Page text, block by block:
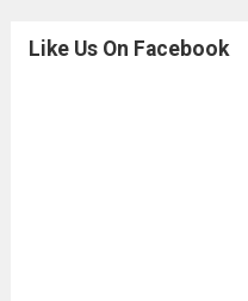
Like Us On Facebook